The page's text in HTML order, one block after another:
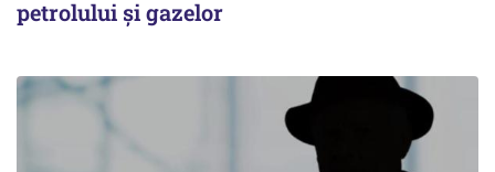
petrolului și gazelor